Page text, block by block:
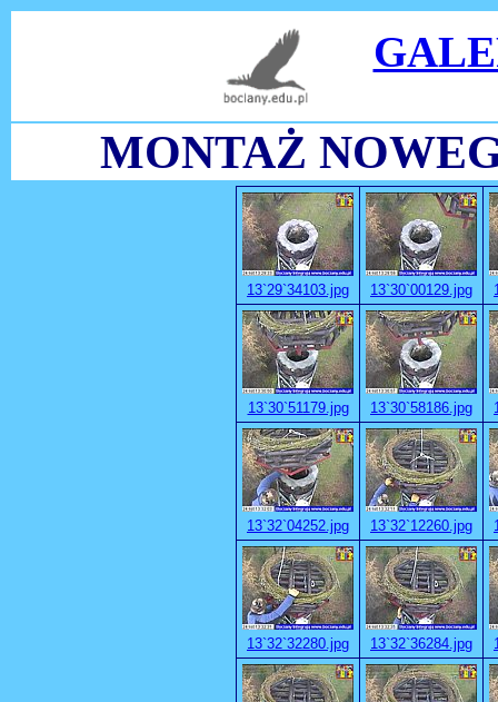
MONTAŻ
13`29`34103.jpg 13`30`00129.jpg
13`30`51179.jpg 13`30`58186.jpg
13`32`04252.jpg 13`32`12260.jpg
13`32`32280.jpg 13`32`36284.jpg